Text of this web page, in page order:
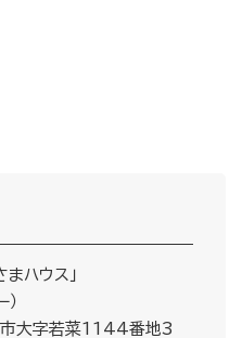
ハウス」
大字若菜1144番地3